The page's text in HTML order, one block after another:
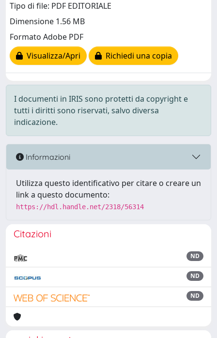
Tipo di file: PDF EDITORIALE
Dimensione 1.56 MB
Formato Adobe PDF
Visualizza/Apri
Richiedi una copia
I documenti in IRIS sono protetti da copyright e
tutti i diritti sono riservati, salvo diversa
indicazione.
Informazioni
Utilizza questo identificativo per citare o creare un
link a questo documento:
https://hdl.handle.net/2318/56314
Citazioni
ND
ND
ND